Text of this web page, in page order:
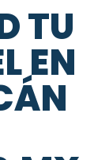
TU
EN